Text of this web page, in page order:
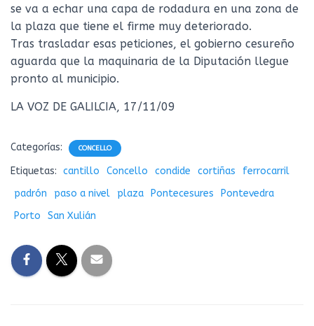
se va a echar una capa de rodadura en una zona de
la plaza que tiene el firme muy deteriorado.
Tras trasladar esas peticiones, el gobierno cesureño
aguarda que la maquinaria de la Diputación llegue
pronto al municipio.
LA VOZ DE GALILCIA, 17/11/09
Categorías: CONCELLO
Etiquetas: cantillo Concello condide cortiñas
ferrocarril
padrón
paso a nivel plaza Pontecesures
Pontevedra
Porto
San Xulián